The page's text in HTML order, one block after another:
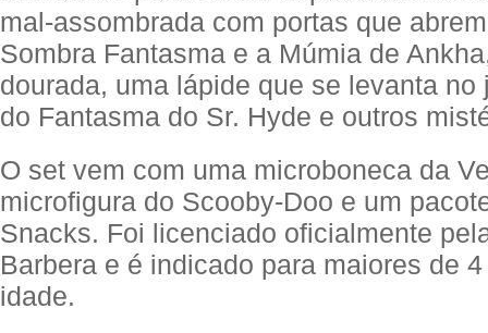
mal-assombrada com portas que
Sombra Fantasma e a Múmia de
dourada, uma lápide que se levanta no
do Fantasma do Sr. Hyde e outros
O set vem com uma microboneca da
microfigura do Scooby-Doo e um
Snacks. Foi licenciado oficialmente
Barbera e é indicado para maiores de
idade.